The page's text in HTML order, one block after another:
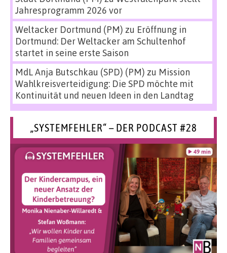
Jahresprogramm 2026 vor
Weltacker Dortmund (PM) zu Eröffnung in
Dortmund: Der Weltacker am Schultenhof
startet in seine erste Saison
MdL Anja Butschkau (SPD) (PM) zu Mission
Wahlkreisverteidigung: Die SPD möchte mit
Kontinuität und neuen Ideen in den Landtag
„SYSTEMFEHLER“ – DER PODCAST #28